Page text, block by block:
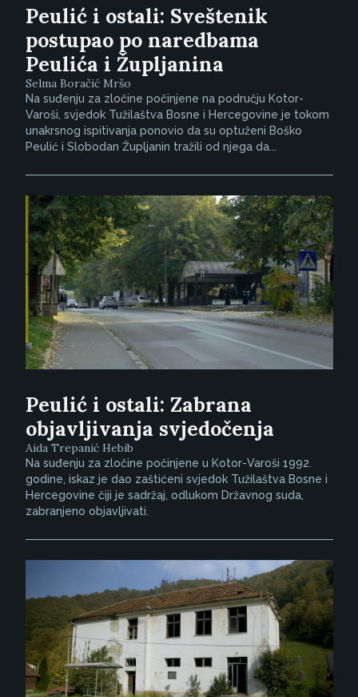
Peulić i ostali: Sveštenik
postupao po naredbama
Peulića i Župljanina
Selma Boračić Mršo
Na suđenju za zločine počinjene na području Kotor-
Varoši, svjedok Tužilaštva Bosne i Hercegovine je tokom
unakrsnog ispitivanja ponovio da su optuženi Boško
Peulić i Slobodan Župljanin tražili od njega da...
Peulić i ostali: Zabrana
objavljivanja svjedočenja
Aida Trepanić Hebib
Na suđenju za zločine počinjene u Kotor-Varoši 1992.
godine, iskaz je dao zaštićeni svjedok Tužilaštva Bosne i
Hercegovine čiji je sadržaj, odlukom Državnog suda,
zabranjeno objavljivati.